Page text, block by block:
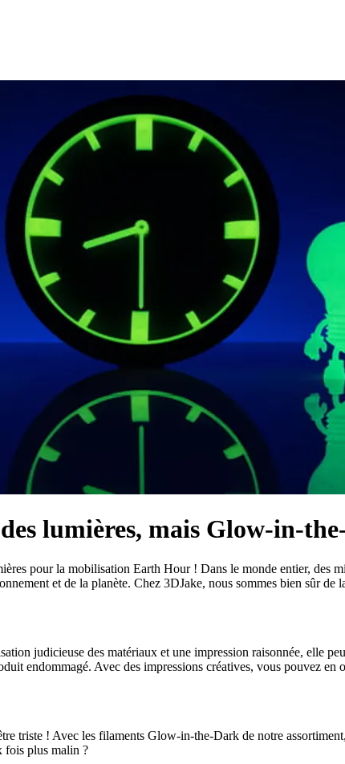
lumières, mais Glow-in-
pour la mobilisation Earth Hour ! Dans le monde entier, des
et de la planète. Chez 3DJake, nous sommes bien sûr de
judicieuse des matériaux et une impression raisonnée, elle
endommagé. Avec des impressions créatives, vous pouvez
triste ! Avec les filaments Glow-in-the-Dark de notre
fois plus malin ?